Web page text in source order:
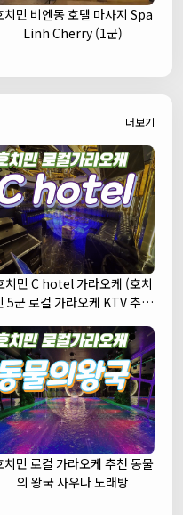
치민 비엔동 호텔 마사지 Spa
Linh Cherry (1군)
더보기
치민 C hotel 가라오케 (호치
5군 로컬 가라오케 KTV 추천
치민 로컬 가라오케 추천 동물
의 왕국 사우나 노래방